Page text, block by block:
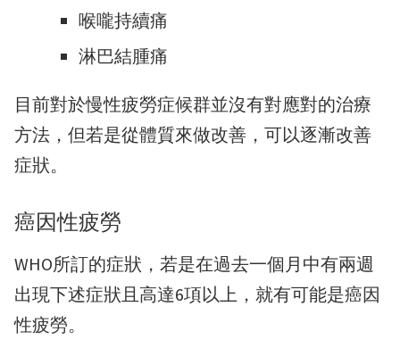
喉嚨持續痛
淋巴結腫痛
目前對於慢性疲勞症候群並沒有對應對的治療
方法，但若是從體質來做改善，可以逐漸改善
症狀。
癌因性疲勞
WHO所訂的症狀，若是在過去一個月中有兩週
出現下述症狀且高達6項以上，就有可能是癌因
性疲勞。